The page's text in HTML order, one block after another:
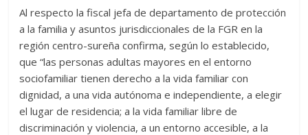
Al respecto la fiscal jefa de departamento de protección
a la familia y asuntos jurisdiccionales de la FGR en la
región centro-sureña confirma, según lo establecido,
que “las personas adultas mayores en el entorno
sociofamiliar tienen derecho a la vida familiar con
dignidad, a una vida autónoma e independiente, a elegir
el lugar de residencia; a la vida familiar libre de
discriminación y violencia, a un entorno accesible, a la